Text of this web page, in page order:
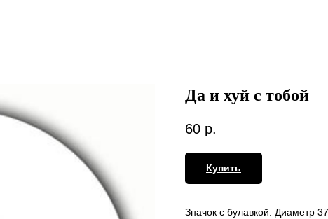
Да и хуй с тобой
60 р.
Купить
Значок с булавкой. Диаметр